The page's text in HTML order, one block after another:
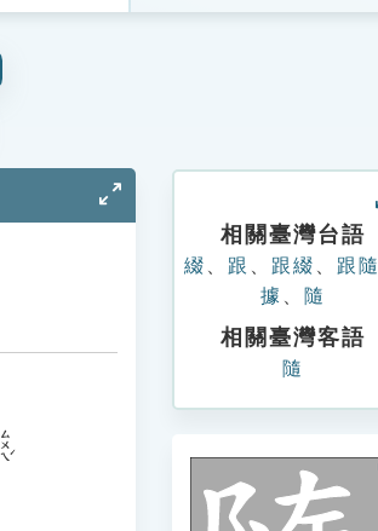
ㄙㄨㄟˊ
相關臺灣台語
綴 跟 跟綴 跟隨
據
隨
相關臺灣客語
隨